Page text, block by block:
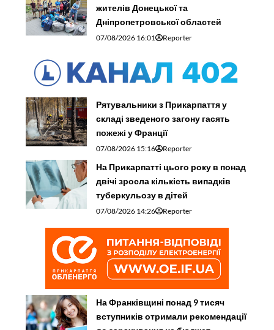
жителів Донецької та
Дніпропетровської областей
07/08/2026 16:01 Reporter
Рятувальники з Прикарпаття у
складі зведеного загону гасять
пожежі у Франції
07/08/2026 15:16 Reporter
На Прикарпатті цього року в понад
двічі зросла кількість випадків
туберкульозу в дітей
07/08/2026 14:26 Reporter
На Франківщині понад 9 тисяч
вступників отримали рекомендації